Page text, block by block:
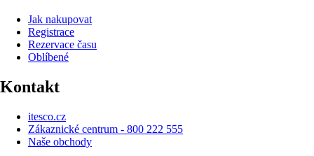
Jak nakupovat
Registrace
Rezervace času
Oblíbené
Kontakt
itesco.cz
Zákaznické centrum - 800 222 555
Naše obchody